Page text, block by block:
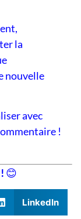
la
nouvelle
avec
!
😊
LinkedIn